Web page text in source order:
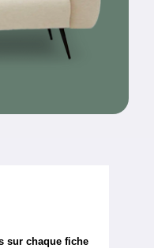
sur chaque fiche